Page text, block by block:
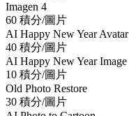
Imagen 4
60 積分/圖片
AI Happy New Year Avatar
40 積分/圖片
AI Happy New Year Image
10 積分/圖片
Old Photo Restore
30 積分/圖片